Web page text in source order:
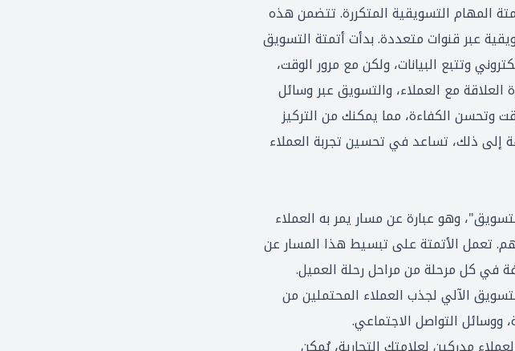
المهام التسويقية المتكررة. تتضمن هذه
عبر قنوات متعددة. بدأت أتمتة التسويق
وتتبع البيانات، ولكن مع مرور الوقت،
مع العملاء، والتسويق عبر وسائل
وتحسن الكفاءة، مما يمكنك من التركيز
إلى ذلك، تساعد في تحسين تجربة العملاء
"، وهو عبارة عن مسار يمر به العملاء
تعمل الأتمتة على تبسيط هذا المسار عن
في كل مرحلة من مراحلرحلة العميل.
الآلي لجذب العملاء المحتملين من
التواصل الاجتماعي.